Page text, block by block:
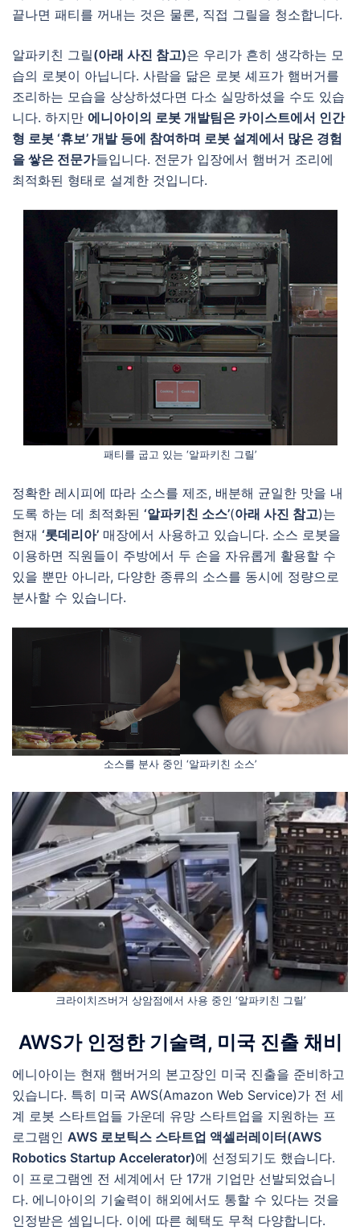
끝나면 패티를 꺼내는 것은 물론, 직접 그릴을 청소합니다.
알파키친 그릴(아래 사진 참고)은 우리가 흔히 생각하는 모
습의 로봇이 아닙니다. 사람을 닮은 로봇 셰프가 햄버거를
조리하는 모습을 상상하셨다면 다소 실망하셨을 수도 있습
니다. 하지만 에니아이의 로봇 개발팀은 카이스트에서 인간
형 로봇 ‘휴보’ 개발 등에 참여하며 로봇 설계에서 많은 경험
을 쌓은 전문가들입니다. 전문가 입장에서 햄버거 조리에
최적화된 형태로 설계한 것입니다.
패티를 굽고 있는 ‘알파키친 그릴’
정확한 레시피에 따라 소스를 제조, 배분해 균일한 맛을 내
도록 하는 데 최적화된 ‘알파키친 소스’(아래 사진 참고)는
현재 ‘롯데리아’ 매장에서 사용하고 있습니다. 소스 로봇을
이용하면 직원들이 주방에서 두 손을 자유롭게 활용할 수
있을 뿐만 아니라, 다양한 종류의 소스를 동시에 정량으로
분사할 수 있습니다.
소스를 분사 중인 ‘알파키친 소스’
크라이치즈버거 상암점에서 사용 중인 ‘알파키친 그릴’
AWS가 인정한 기술력, 미국 진출 채비
에니아이는 현재 햄버거의 본고장인 미국 진출을 준비하고
있습니다. 특히 미국 AWS(Amazon Web Service)가 전 세
계 로봇 스타트업들 가운데 유망 스타트업을 지원하는 프
로그램인 AWS 로보틱스 스타트업 액셀러레이터(AWS
Robotics Startup Accelerator)에 선정되기도 했습니다.
이 프로그램엔 전 세계에서 단 17개 기업만 선발되었습니
다. 에니아이의 기술력이 해외에서도 통할 수 있다는 것을
인정받은 셈입니다. 이에 따른 혜택도 무척 다양합니다.